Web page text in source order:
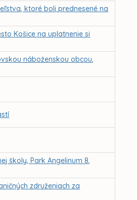
ktoré boli prednesené na
Košice na uplatnenie si
náboženskou obcou,
školy, Park Angelinum 8,
združeniach za